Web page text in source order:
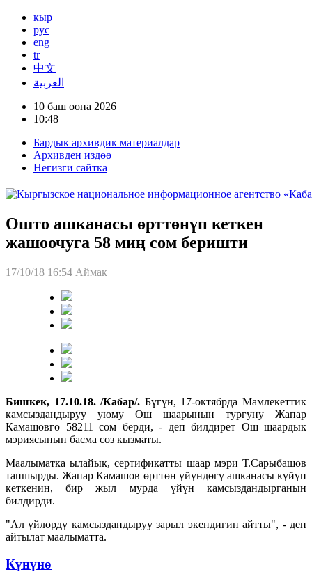
кыр
рус
eng
tr
中文
العربية
10 баш оона 2026
10:48
Бардык архивдик материалдар
Архивден издөө
Негизги сайтка
Ошто ашканасы өрттөнүп кеткен
жашоочуга 58 миң сом беришти
17/10/18 16:54 Аймак
Бишкек, 17.10.18. /Кабар/. Бүгүн, 17-октябрда Мамлекеттик
камсыздандыруу уюму Ош шаарынын тургуну Жапар
Камашовго 58211 сом берди, - деп билдирет Ош шаардык
мэриясынын басма сөз кызматы.
Маалыматка ылайык, сертификатты шаар мэри Т.Сарыбашов
тапшырды. Жапар Камашов өрттөн үйүндөгү ашканасы күйүп
кеткенин, бир жыл мурда үйүн камсыздандырганын
билдирди.
"Ал үйлөрдү камсыздандыруу зарыл экендигин айтты", - деп
айтылат маалыматта.
Күнүнө